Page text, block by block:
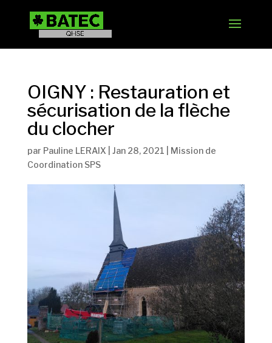
OIGNY : Restauration et
sécurisation de la flèche
du clocher
par Pauline LERAIX Jan 28, 2021
Mission de
Coordination SPS